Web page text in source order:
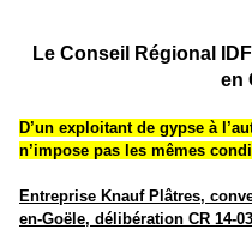
Le Conseil Régional
en
D’un exploitant de gypse à
n’impose pas les mêmes
Entreprise Knauf Plâtres,
en-Goële, délibération CR 14-